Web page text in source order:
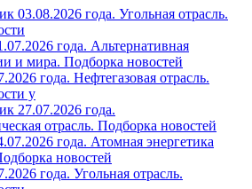
03.08.2026 года. Угольная отрасль.
года. Альтернативная
и мира. Подборка новостей
года. Нефтегазовая отрасль.
у
27.07.2026 года.
отрасль. Подборка новостей
года. Атомная энергетика
новостей
года. Угольная отрасль.